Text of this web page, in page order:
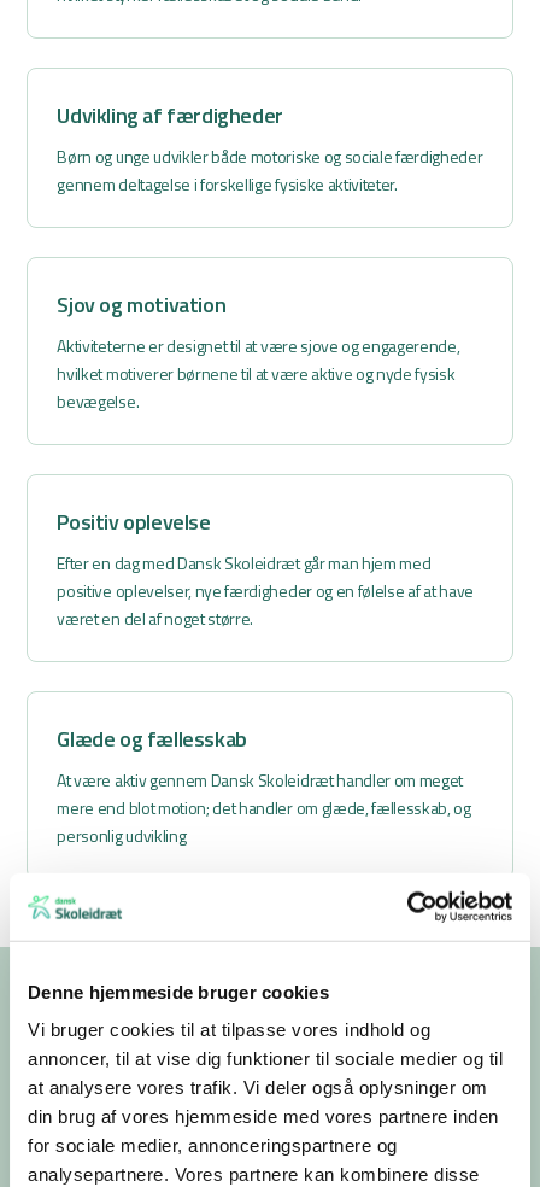
Denne hjemmeside bruger cookies
Vi bruger cookies til at tilpasse vores indhold og
annoncer, til at vise dig funktioner til sociale medier og til
at analysere vores trafik. Vi deler også oplysninger om
din brug af vores hjemmeside med vores partnere inden
for sociale medier, annonceringspartnere og
analysepartnere. Vores partnere kan kombinere disse
Udvikling af færdigheder
Børn og unge udvikler både motoriske og sociale færdigheder
gennem deltagelse i forskellige fysiske aktiviteter.
Sjov og motivation
Aktiviteterne er designet til at være sjove og engagerende,
hvilket motiverer børnene til at være aktive og nyde fysisk
bevægelse.
Positiv oplevelse
Efter en dag med Dansk Skoleidræt går man hjem med
positive oplevelser, nye færdigheder og en følelse af at have
været en del af noget større.
Glæde og fællesskab
At være aktiv gennem Dansk Skoleidræt handler om meget
mere end blot motion; det handler om glæde, fællesskab, og
personlig udvikling